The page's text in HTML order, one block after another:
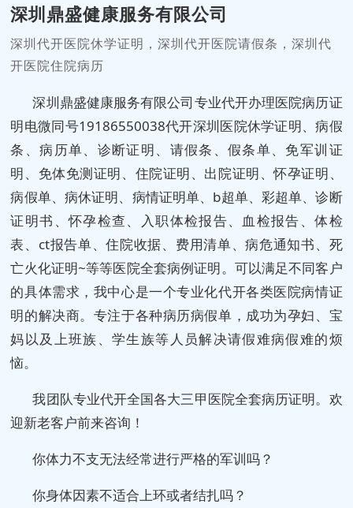
深圳鼎盛健康服务有限公司
深圳代开医院休学证明，深圳代开医院请假条，深圳代
开医院住院病历
深圳鼎盛健康服务有限公司专业代开办理医院病历证
明电微同号19186550038代开深圳医院休学证明、病假
条、病历单、诊断证明、请假条、假条单、免军训证
明、免体免测证明、住院证明、出院证明、怀孕证明、
病假单、病休证明、病情证明单、b超单、彩超单、诊断
证明书、怀孕检查、入职体检报告、血检报告、体检
表、ct报告单、住院收据、费用清单、病危通知书、死
亡火化证明~等等医院全套病例证明。可以满足不同客户
的具体需求，我中心是一个专业化代开各类医院病情证
明的解决商。专注于各种病历病假单，成功为孕妇、宝
妈以及上班族、学生族等人员解决请假难病假难的烦
恼。
我团队专业代开全国各大三甲医院全套病历证明。欢
迎新老客户前来咨询！
你体力不支无法经常进行严格的军训吗？
你身体因素不适合上环或者结扎吗？